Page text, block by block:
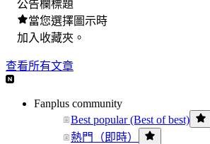
公告欄標題
當您選擇圖示時
加入收藏夾。
查看所有文章
Fanplus community
Best popular (Best of best)
熱門（即時）